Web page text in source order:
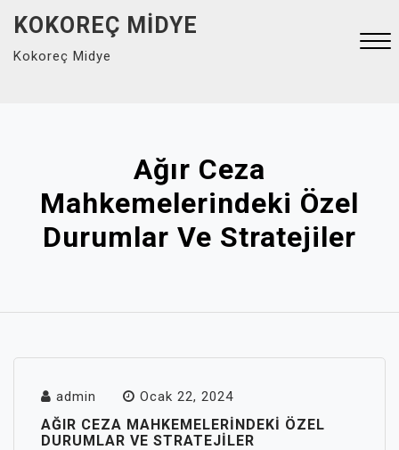
content
KOKOREÇ MIDYE
Kokoreç Midye
Ağır Ceza
Mahkemelerindeki Özel
Durumlar Ve Stratejiler
admin Ocak 22, 2024
AĞIR CEZA MAHKEMELERINDEKI ÖZEL
DURUMLAR VE STRATEJILER